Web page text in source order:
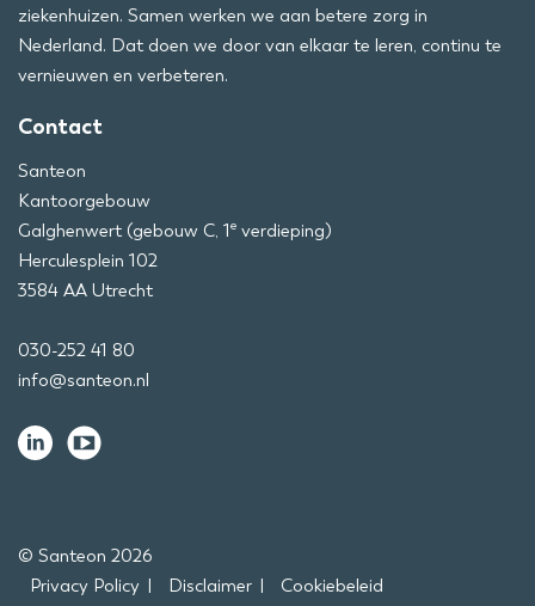
ziekenhuizen. Samen werken we aan betere zorg in
Nederland. Dat doen we door van elkaar te leren, continu te
vernieuwen en verbeteren.
Contact
Santeon
Kantoorgebouw
Galghenwert (gebouw C, 1e verdieping)
Herculesplein 102
3584 AA Utrecht
030-252 41 80
info@santeon.nl
© Santeon 2026
Privacy Policy
Disclaimer Cookiebeleid